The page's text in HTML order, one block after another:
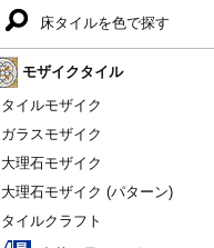
床タイルを色で探す
モザイクタイル
タイルモザイク
ガラスモザイク
大理石モザイク
大理石モザイク (パターン)
タイルクラフト